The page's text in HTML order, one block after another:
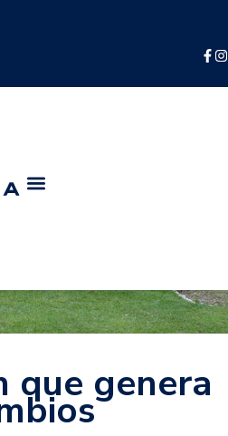
que genera